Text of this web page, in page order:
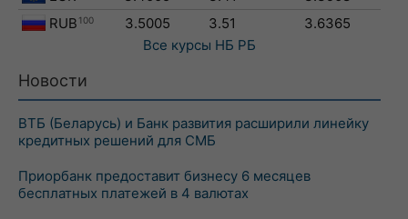
RUB 100 3.5005 3.51
3.6365
Все курсы НБ РБ
Новости
ВТБ (Беларусь) и Банк развития расширили линейку
кредитных решений для СМБ
Приорбанк предоставит бизнесу 6 месяцев
бесплатных платежей в 4 валютах